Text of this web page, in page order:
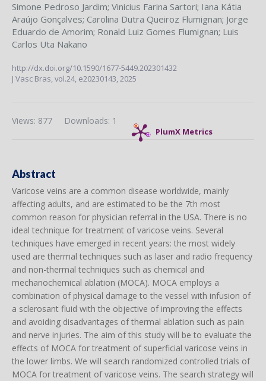
Simone Pedroso Jardim; Vinicius Farina Sartori; Iana Kátia
Araújo Gonçalves; Carolina Dutra Queiroz Flumignan; Jorge
Eduardo de Amorim; Ronald Luiz Gomes Flumignan; Luis
Carlos Uta Nakano
http://dx.doi.org/10.1590/1677-5449.202301432
J Vasc Bras,vol.24, e20230143, 2025
PlumX Metrics
Downloads: 1
Views: 877
Abstract
Varicose veins are a common disease worldwide, mainly
affecting adults, and are estimated to be the 7th most
common reason for physician referral in the USA. There is no
ideal technique for treatment of varicose veins. Several
techniques have emerged in recent years: the most widely
used are thermal techniques such as laser and radio frequency
and non-thermal techniques such as chemical and
mechanochemical ablation (MOCA). MOCA employs a
combination of physical damage to the vessel with infusion of
a sclerosant fluid with the objective of improving the effects
and avoiding disadvantages of thermal ablation such as pain
and nerve injuries. The aim of this study will be to evaluate the
effects of MOCA for treatment of superficial varicose veins in
the lower limbs. We will search randomized controlled trials of
MOCA for treatment of varicose veins. The search strategy will